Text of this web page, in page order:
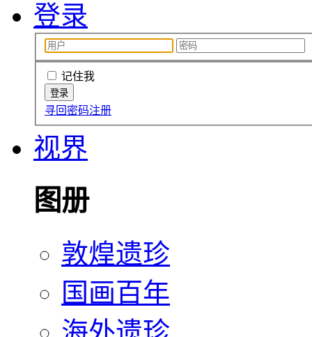
登录
记住我
寻回密码注册
视界
图册
敦煌遗珍
国画百年